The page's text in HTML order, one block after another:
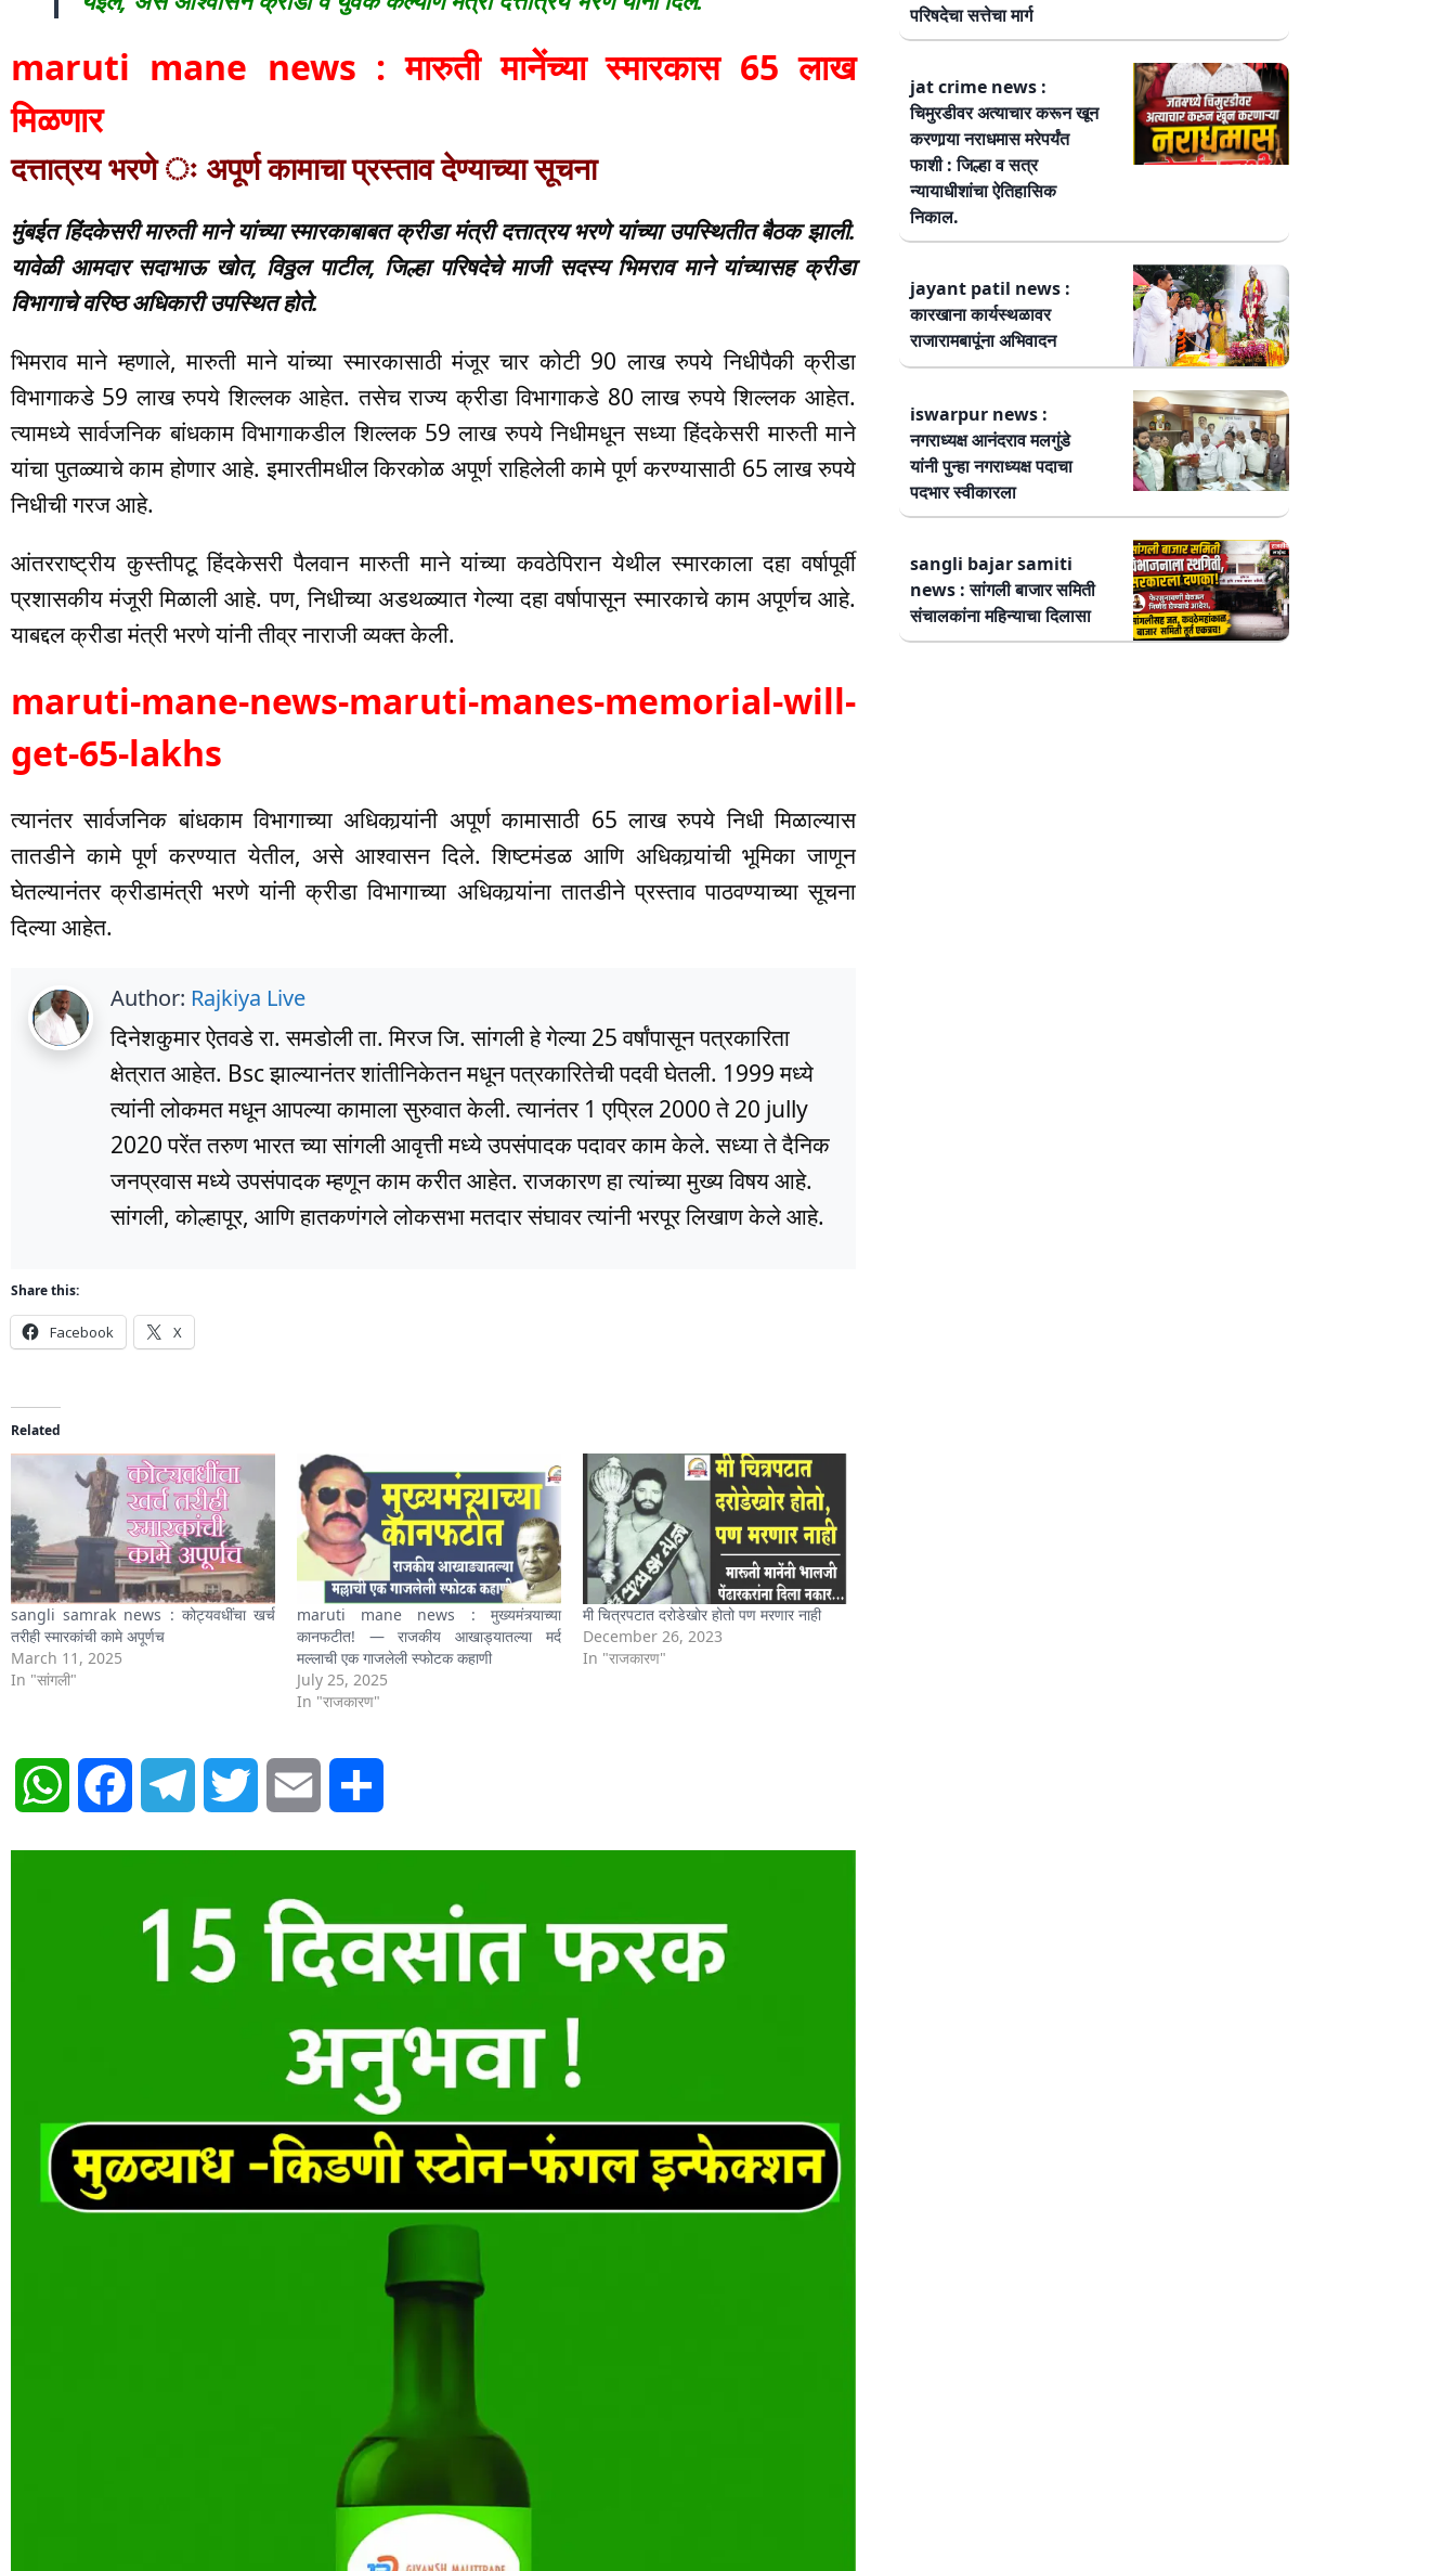
maruti mane news : मारुती मानेेंच्या स्मारकास 65 लाख
मिळणार
दत्तात्रय भरणे ः अपूर्ण कामाचा प्रस्ताव देण्याच्या सूचना
मुंबईत हिंदकेसरी मारुती माने यांच्या स्मारकाबाबत क्रीडा मंत्री दत्तात्रय भरणे यांच्या उपस्थितीत बैठक झाली.
यावेळी आमदार सदाभाऊ खोत, विठ्ठल पाटील, जिल्हा परिषदेचे माजी सदस्य भिमराव माने यांच्यासह क्रीडा
विभागाचे वरिष्ठ अधिकारी उपस्थित होते.
भिमराव माने म्हणाले, मारुती माने यांच्या स्मारकासाठी मंजूर चार कोटी 90 लाख रुपये निधीपैकी क्रीडा
विभागाकडे 59 लाख रुपये शिल्लक आहेत. तसेच राज्य क्रीडा विभागाकडे 80 लाख रुपये शिल्लक आहेत.
त्यामध्ये सार्वजनिक बांधकाम विभागाकडील शिल्लक 59 लाख रुपये निधीमधून सध्या हिंदकेसरी मारुती माने
यांचा पुतळ्याचे काम होणार आहे. इमारतीमधील किरकोळ अपूर्ण राहिलेली कामे पूर्ण करण्यासाठी 65 लाख रुपये
निधीची गरज आहे.
आंतरराष्ट्रीय कुस्तीपटू हिंदकेसरी पैलवान मारुती माने यांच्या कवठेपिरान येथील स्मारकाला दहा वर्षापूर्वी
प्रशासकीय मंजूरी मिळाली आहे. पण, निधीच्या अडथळ्यात गेल्या दहा वर्षापासून स्मारकाचे काम अपूर्णच आहे.
याबद्दल क्रीडा मंत्री भरणे यांनी तीव्र नाराजी व्यक्त केली.
maruti-mane-news-maruti-manes-memorial-will-
get-65-lakhs
त्यानंतर सार्वजनिक बांधकाम विभागाच्या अधिकार्‍यांनी अपूर्ण कामासाठी 65 लाख रुपये निधी मिळाल्यास
तातडीने कामे पूर्ण करण्यात येतील, असे आश्वासन दिले. शिष्टमंडळ आणि अधिकार्‍यांची भूमिका जाणून
घेतल्यानंतर क्रीडामंत्री भरणे यांनी क्रीडा विभागाच्या अधिकार्‍यांना तातडीने प्रस्ताव पाठवण्याच्या सूचना
दिल्या आहेत.
Author: Rajkiya Live
दिनेशकुमार ऐतवडे रा. समडोली ता. मिरज जि. सांगली हे गेल्या 25 वर्षांपासून पत्रकारिता
क्षेत्रात आहेत. Bsc झाल्यानंतर शांतीनिकेतन मधून पत्रकारितेची पदवी घेतली. 1999 मध्ये
त्यांनी लोकमत मधून आपल्या कामाला सुरुवात केली. त्यानंतर 1 एप्रिल 2000 ते 20 jully
2020 परेंत तरुण भारत च्या सांगली आवृत्ती मध्ये उपसंपादक पदावर काम केले. सध्या ते दैनिक
जनप्रवास मध्ये उपसंपादक म्हणून काम करीत आहेत. राजकारण हा त्यांच्या मुख्य विषय आहे.
सांगली, कोल्हापूर, आणि हातकणंगले लोकसभा मतदार संघावर त्यांनी भरपूर लिखाण केले आहे.
Share this:
Facebook X
Related
sangli samrak news : कोट्यवधींचा खर्च
तरीही स्मारकांची कामे अपूर्णच
March 11, 2025
In "सांगली"
maruti mane news : मुख्यमंत्र्याच्या
कानफटीत! — राजकीय आखाड्यातल्या मर्द
मल्लाची एक गाजलेली स्फोटक कहाणी
July 25, 2025
In "राजकारण"
मी चित्रपटात दरोडेखोर होतो पण मरणार नाही
December 26, 2023
In "राजकारण"
WhatsAppFacebook Telegram Twitter Email
परिषदेचा सत्तेचा मार्ग
jat crime news :
चिमुरडीवर अत्याचार करून खून
करणार्‍या नराधमास मरेपर्यंत
फाशी : जिल्हा व सत्र
न्यायाधीशांचा ऐतिहासिक
निकाल.
jayant patil news :
कारखाना कार्यस्थळावर
राजारामबापूंना अभिवादन
iswarpur news :
नगराध्यक्ष आनंदराव मलगुंडे
यांनी पुन्हा नगराध्यक्ष पदाचा
पदभार स्वीकारला
sangli bajar samiti
news : सांगली बाजार समिती
संचालकांना महिन्याचा दिलासा